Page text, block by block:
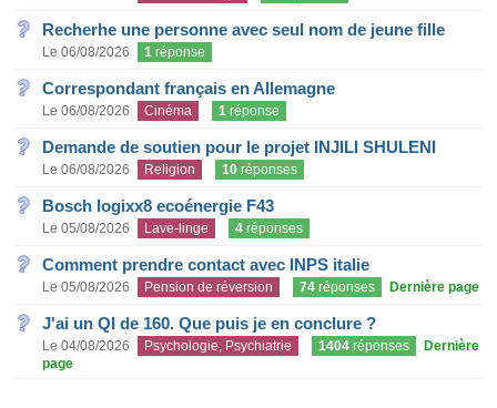
Recherhe une personne avec seul nom de jeune fille
Le 06/08/2026 1 réponse
Correspondant français en Allemagne
Le 06/08/2026 Cinéma 1 réponse
Demande de soutien pour le projet INJILI SHULENI
Le 06/08/2026 Religion 10 réponses
Bosch logixx8 ecoénergie F43
Le 05/08/2026 Lave-linge 4 réponses
Comment prendre contact avec INPS italie
Le 05/08/2026 Pension de réversion 74 réponses Dernière page
J'ai un QI de 160. Que puis je en conclure ?
Le 04/08/2026 Psychologie, Psychiatrie 1404 réponses
Dernière
page